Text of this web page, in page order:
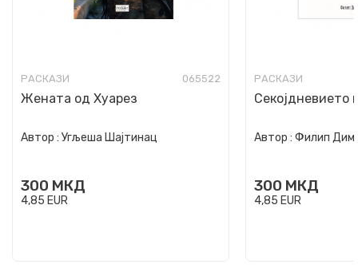
РАСКАЗИ 065522
Жената од Хуарез
Автор : Угљеша Шајтинац
300 МКД
4,85 EUR
РАСКАЗИ
Секојдневието
Автор : Филип
300 МКД
4,85 EUR